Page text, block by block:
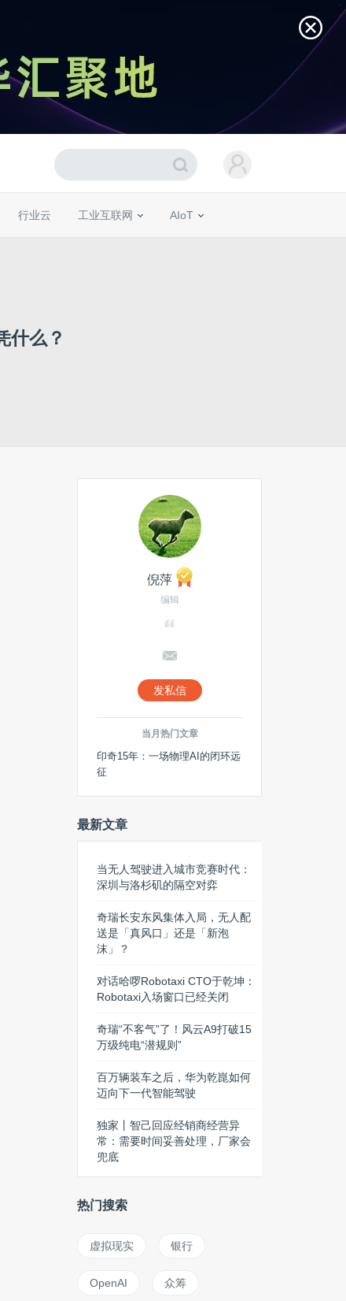
行业云 工业互联网 AIoT
什么？
倪萍
编辑
发私信
当月热门文章
印奇15年：一场物理AI的闭环远
征
最新文章
当无人驾驶进入城市竞赛时代：
深圳与洛杉矶的隔空对弈
奇瑞长安东风集体入局，无人配
送是「真风口」还是「新泡
沫」？
对话哈啰Robotaxi CTO于乾坤：
Robotaxi入场窗口已经关闭
奇瑞“不客气”了！风云A9打破15
万级纯电“潜规则”
百万辆装车之后，华为乾崑如何
迈向下一代智能驾驶
独家丨智己回应经销商经营异
常：需要时间妥善处理，厂家会
兜底
热门搜索
虚拟现实 银行
OpenAI 众筹